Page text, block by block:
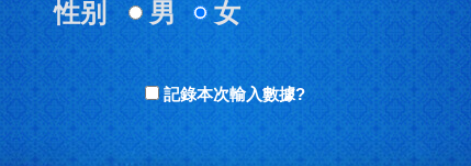
性别 男 女
記錄本次輸入數據?